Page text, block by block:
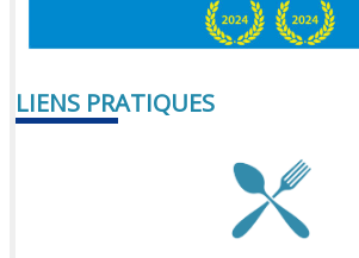
LIENS PRATIQUES